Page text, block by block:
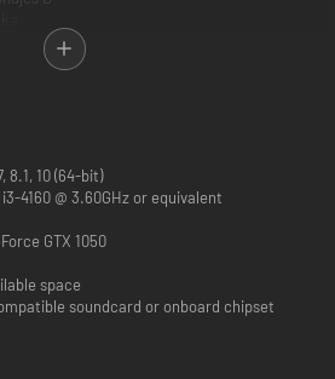
E
F
8.1, 10 (64-bit)
4160 @ 3.60GHz or equivalent
GTX 1050
space
soundcard or onboard chipset